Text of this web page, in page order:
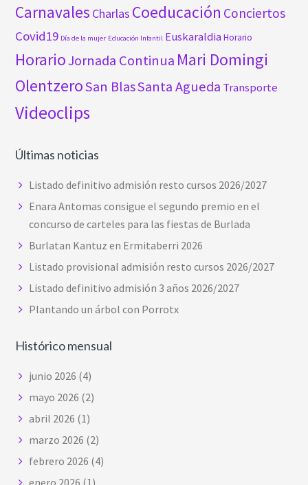
Carnavales Charlas Coeducación Conciertos
Covid19 Día de la mujer Educación Infantil Euskaraldia Horario
HorarioJornada Continua Mari Domingi
OlentzeroSan BlasSanta Agueda Transporte
Videoclips
Últimas noticias
Listado definitivo admisión resto cursos 2026/2027
Enara Antomas consigue el segundo premio en el
concurso de carteles para las fiestas de Burlada
Burlatan Kantuz en Ermitaberri 2026
Listado provisional admisión resto cursos 2026/2027
Listado definitivo admisión 3 años 2026/2027
Plantando un árbol con Porrotx
Histórico mensual
junio 2026 (4)
mayo 2026 (2)
abril 2026 (1)
marzo 2026 (2)
febrero 2026 (4)
enero 2026 (1)